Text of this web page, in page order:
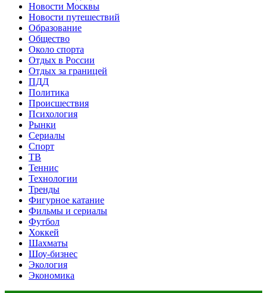
Новости Москвы
Новости путешествий
Образование
Общество
Около спорта
Отдых в России
Отдых за границей
ПДД
Политика
Происшествия
Психология
Рынки
Сериалы
Спорт
ТВ
Теннис
Технологии
Тренды
Фигурное катание
Фильмы и сериалы
Футбол
Хоккей
Шахматы
Шоу-бизнес
Экология
Экономика